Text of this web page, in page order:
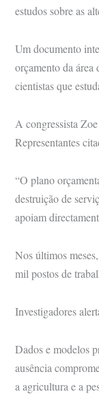
estudos sobre as
Um documento
orçamento da
cientistas que
A congressista
Representantes
“O plano
destruição de
apoiam
Nos últimos
mil postos de
Investigadores
Dados e modelos
ausência
a agricultura e a